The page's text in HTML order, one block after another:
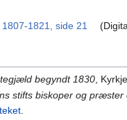
1821, side 21
begyndt 1830 ,
stifts biskoper og præster